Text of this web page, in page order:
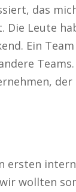
das
Die Leute
Ein
ersten
wollten